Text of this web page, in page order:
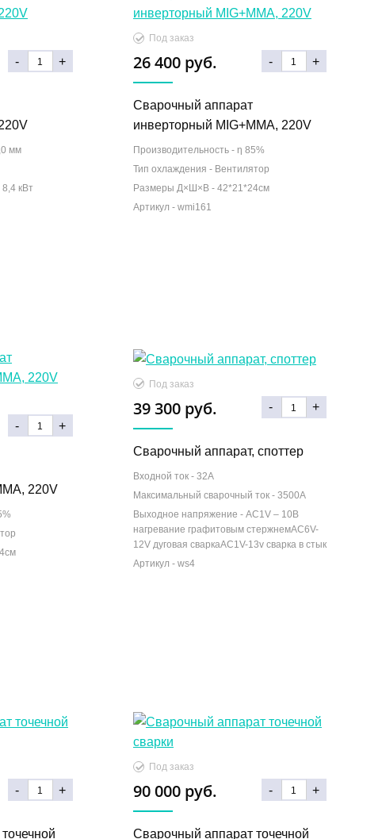
- +
мм
8,4 кВт
26 400 руб. - +
Сварочный аппарат
инверторный MIG+MMA, 220V
Производительность - η 85%
Тип охлаждения - Вентилятор
Размеры Д×Ш×В - 42*21*24см
- +
220V
39 300 руб. - +
Сварочный аппарат, споттер
Входной ток - 32A
Максимальный сварочный ток - 3500А
Выходное напряжение - AC1V – 10В
нагревание графитовым стержнемАС6V-
12V дуговая сваркаАС1V-13v сварка в стык
- + 90 000 руб. - +
Сварочный аппарат точечной